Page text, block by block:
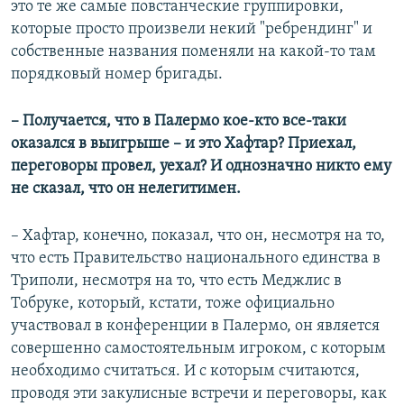
это те же самые повстанческие группировки,
которые просто произвели некий "ребрендинг" и
собственные названия поменяли на какой-то там
порядковый номер бригады.
– Получается, что в Палермо кое-кто все-таки
оказался в выигрыше – и это Хафтар? Приехал,
переговоры провел, уехал? И однозначно никто ему
не сказал, что он нелегитимен.
– Хафтар, конечно, показал, что он, несмотря на то,
что есть Правительство национального единства в
Триполи, несмотря на то, что есть Меджлис в
Тобруке, который, кстати, тоже официально
участвовал в конференции в Палермо, он является
совершенно самостоятельным игроком, с которым
необходимо считаться. И с которым считаются,
проводя эти закулисные встречи и переговоры, как